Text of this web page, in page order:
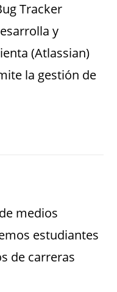
Tracker
y
(Atlassian)
la gestión de
medios
estudiantes
de carreras